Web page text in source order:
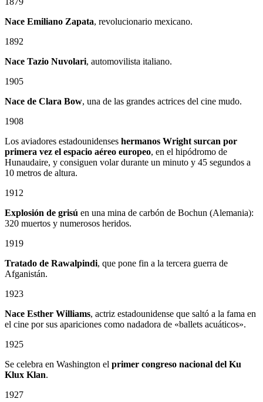
Nace Emiliano Zapata, revolucionario mexicano.
1892
Nace Tazio Nuvolari, automovilista italiano.
1905
Nace de Clara Bow, una de las grandes actrices del cine mudo.
1908
Los aviadores estadounidenses hermanos Wright surcan por
primera vez el espacio aéreo europeo, en el hipódromo de
Hunaudaire, y consiguen volar durante un minuto y 45 segundos a
10 metros de altura.
1912
Explosión de grisú en una mina de carbón de Bochun (Alemania):
320 muertos y numerosos heridos.
1919
Tratado de Rawalpindi, que pone fin a la tercera guerra de
Afganistán.
1923
Nace Esther Williams, actriz estadounidense que saltó a la fama en
el cine por sus apariciones como nadadora de «ballets acuáticos».
1925
Se celebra en Washington el primer congreso nacional del Ku
Klux Klan.
1927